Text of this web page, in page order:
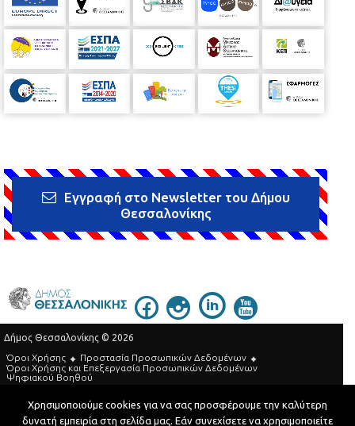
Εγγραφή στο Newsletter του Δήμου
Θεσσαλονίκης
Δήμος Θεσσαλονίκης © 2026
Όροι Χρήσης
Προστασία Προσωπικών Δεδομένων
Όροι Xρήσης και Eπεξεργασία Προσωπικών Δεδομένων
Ψηφιακού Βοηθού
Τηλεφωνικός Κατάλογος
Χρησιμοποιούμε cookies για να σας προσφέρουμε την καλύτερη
δυνατή εμπειρία στη σελίδα μας. Εάν συνεχίσετε να χρησιμοποιείτε